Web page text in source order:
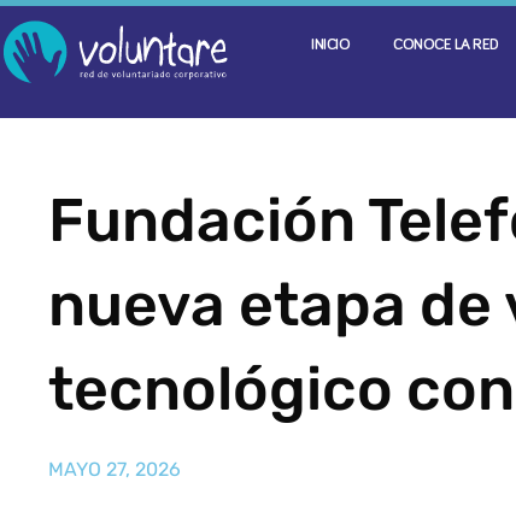
INICIO CONOCE LA RED
Fundación
nueva etapa
tecnológico
MAYO 27, 2026